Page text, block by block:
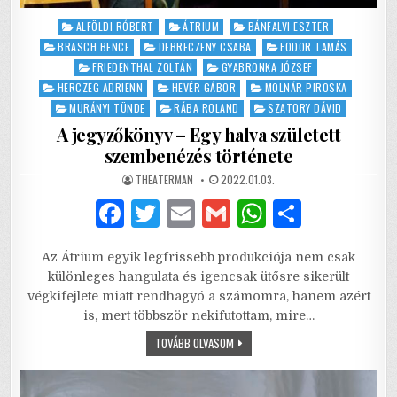
Posted
in
ALFÖLDI RÓBERT ÁTRIUM
BÁNFALVI ESZTER
BRASCH BENCE
DEBRECZENY CSABA
FODOR TAMÁS
FRIEDENTHAL ZOLTÁN
GYABRONKA JÓZSEF
HERCZEG ADRIENN
HEVÉR GÁBOR
MOLNÁR PIROSKA
MURÁNYI TÜNDE
RÁBA ROLAND SZATORY DÁVID
A jegyzőkönyv – Egy halva született
szembenézés története
AUTHOR:
THEATERMAN PUBLISHED
DATE:
2022.01.03.
F
c
e
b
T
it
te
r
E
ai
l
G
ai
l
W
at
s
A
ar
e
Az Átrium egyik legfrissebb produkciója nem csak
különleges hangulata és igencsak ütősre sikerült
végkifejlete miatt rendhagyó a számomra, hanem azért
is, mert többször nekifutottam, mire…
TOVÁBB OLVASOMA
JEGYZŐKÖNYV